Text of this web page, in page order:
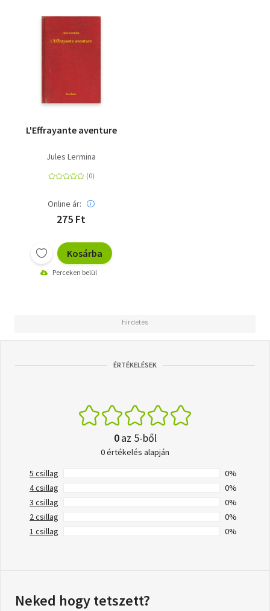
L'Effrayante aventure
Jules Lermina
Online ár:
275 Ft
Kosárba
Perceken belül
ÉRTÉKELÉSEK
0az 5-ből
0 értékelés alapján
5 csillag
0%
4 csillag
0%
3 csillag
0%
2 csillag
0%
1 csillag
0%
Neked hogy tetszett?